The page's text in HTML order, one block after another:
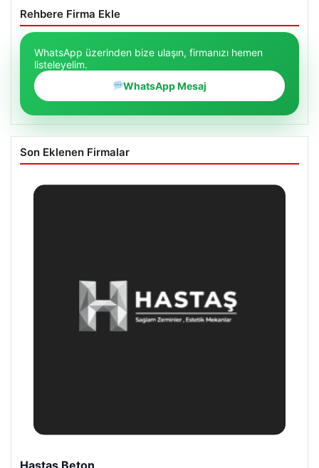
Rehbere Firma Ekle
WhatsApp üzerinden bize ulaşın, firmanızı hemen
listeleyelim.
WhatsApp Mesaj
Son Eklenen Firmalar
Enes Kaplan Avukatlık Bürosu